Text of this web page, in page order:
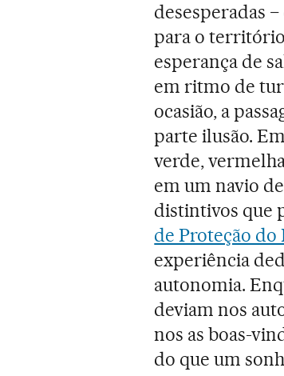
desesperadas
para o
esperança de
em ritmo de
ocasião, a
parte ilusão.
verde,
em um navio
distintivos que
de Proteção do
experiência
autonomia.
deviam nos
nos as boas-
do que um